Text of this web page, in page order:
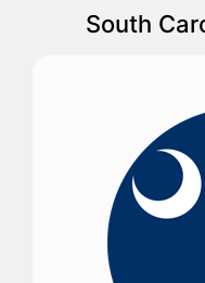
South